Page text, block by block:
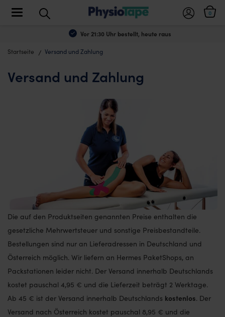
Vor 21:30 Uhr bestellt, heute raus
0
Toggle navigation
Startseite Versand und Zahlung
Versand und Zahlung
Die auf den Produktseiten genannten Preise enthalten die
gesetzliche Mehrwertsteuer und sonstige Preisbestandteile.
Bestellungen sind nur an Lieferadressen in Deutschland und
Österreich möglich. Wir liefern an Hermes PaketShops, an
Packstationen leider nicht. Der Versand innerhalb Deutschlands
kostet pauschal 4,95 € und die Lieferzeit beträgt 2 Werktage.
Ab 45 € ist der Versand innerhalb Deutschlands kostenlos. Der
Versand nach Österreich kostet pauschal 8,95 € und die